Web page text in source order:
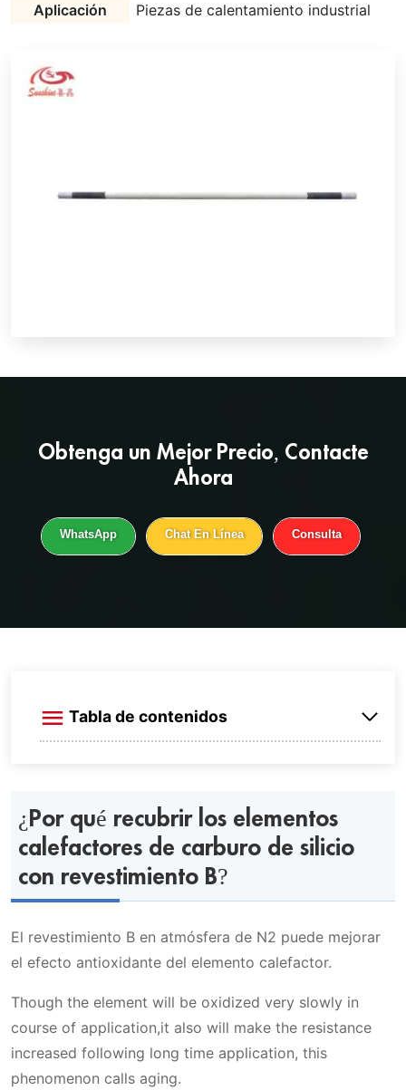
Aplicación Piezas de calentamiento industrial
Obtenga un Mejor Precio, Contacte
Ahora
WhatsApp Chat En Línea Consulta
Tabla de contenidos
de carburo de silicio con revestimiento B?
Recubrimientos comúnmente
utilizados en elementos calefactores
Elementos calefactores de carburo de silicio
con revestimiento B (Nitrógeno)
Apariencia:
Aplicación
La ventaja de los elementos
calefactores de carburo de silicio con
revestimiento B
Video
¿Por qué recubrir los elementos
calefactores de carburo de silicio
con revestimiento B?
El revestimiento B en atmósfera de N2 puede mejorar
el efecto antioxidante del elemento calefactor.
Though the element will be oxidized very slowly in
course of application,it also will make the resistance
increased following long time application, this
phenomenon calls aging.